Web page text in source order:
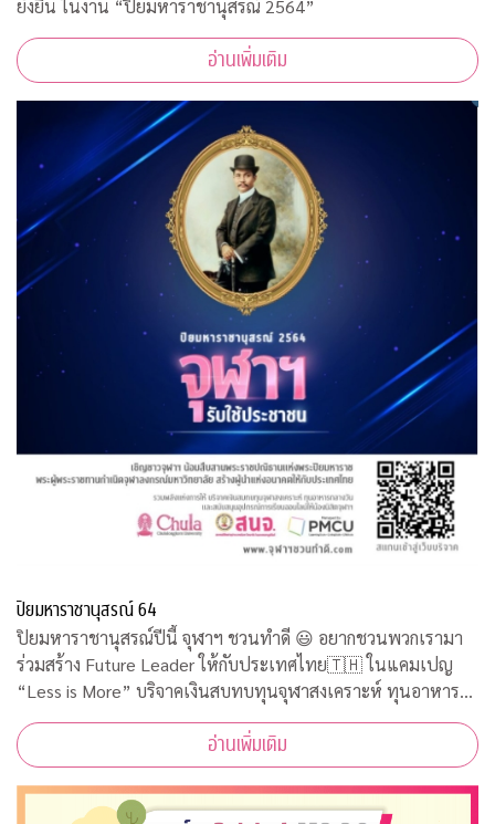
ยั่งยืน ในงาน “ปิยมหาราชานุสรณ์ 2564”
อ่านเพิ่มเติม
ปิยมหาราชานุสรณ์ 64
ปิยมหาราชานุสรณ์ปีนี้ จุฬาฯ ชวนทำดี 😃 อยากชวนพวกเรามา
ร่วมสร้าง Future Leader ให้กับประเทศไทย🇹🇭 ในแคมเปญ
“Less is More” บริจาคเงินสบทบทุนจุฬาสงเคราะห์ ทุนอาหาร
กลางวัน และสนับสนุนอุปกรณ์การเรียนออนไลน์ให้น้องนิสิตใช้ทำ
กิจกรรมจิตอาสาออนไลน์รับใช้ประชาชนคว
อ่านเพิ่มเติม